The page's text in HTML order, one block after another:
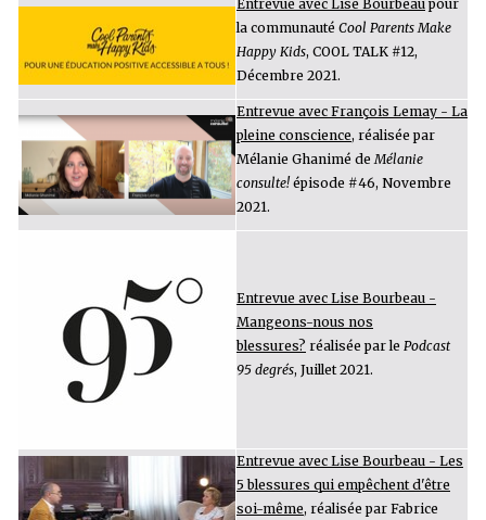
Entrevue avec Lise Bourbeau pour
la communauté Cool Parents Make
Happy Kids, COOL TALK #12,
Décembre 2021.
Entrevue avec François Lemay - La
pleine conscience, réalisée par
Mélanie Ghanimé deMélanie
consulte! épisode #46, Novembre
2021.
Entrevue avec Lise Bourbeau -
Mangeons-nous nos
blessures? réalisée par le Podcast
95 degrés, Juillet 2021.
Entrevue avec Lise Bourbeau - Les
5 blessures qui empêchent d'être
soi-même, réalisée par Fabrice